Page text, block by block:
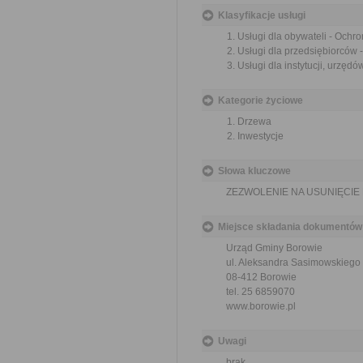
Klasyfikacje usługi
Usługi dla obywateli -
Usługi dla
Usługi dla instytucji,
Kategorie życiowe
Drzewa
Inwestycje
Słowa kluczowe
ZEZWOLENIE NA
Miejsce składania dokumentów
Urząd Gminy Borowie
ul. Aleksandra Sasimowskiego
08-412 Borowie
tel. 25 6859070
www.borowie.pl
Uwagi